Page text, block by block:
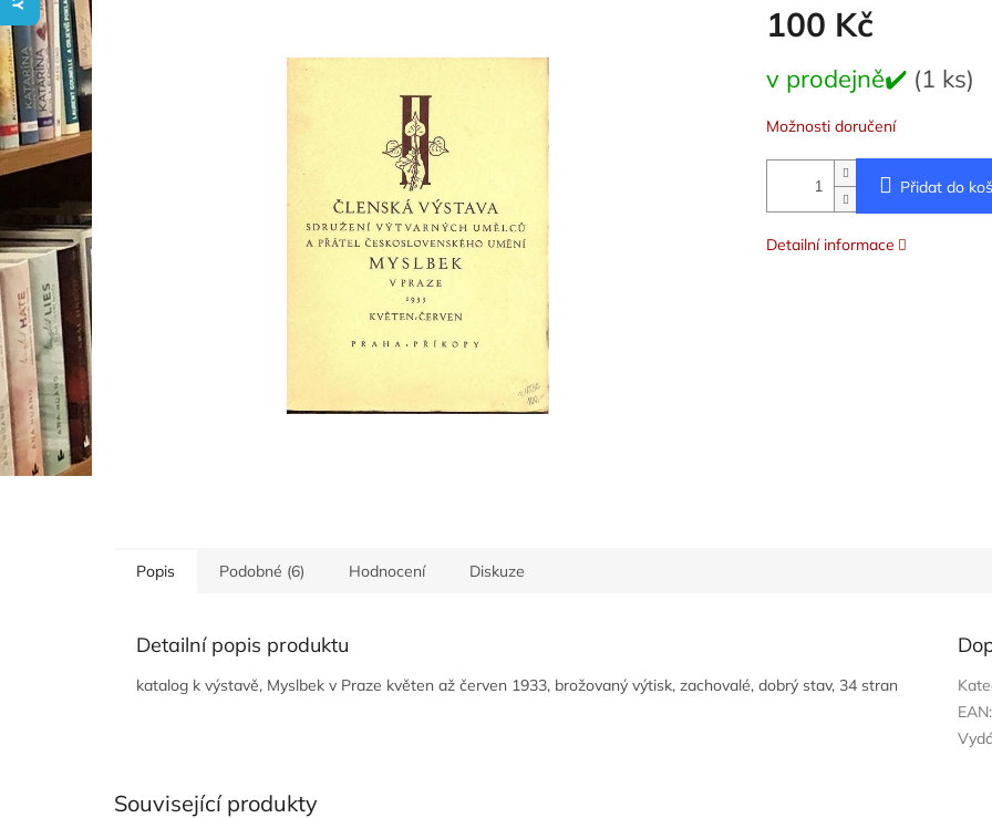
0,0
hvězdiček.
100 Kč
cena:
v prodejně✔️ (1 ks)
Možnosti doručení
Přidat do
Detailní informace
Popis Podobné (6) Hodnocení Diskuze
Detailní popis produktu
katalog k výstavě, Myslbek v Praze květen až červen 1933, brožovaný výtisk, zachovalé, dobrý stav, 34 stran
EAN:
Související produkty